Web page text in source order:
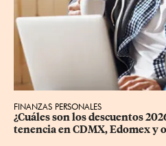
FINANZAS PERSONALES
¿Cuáles son los descuentos
tenencia en CDMX, Edomex y